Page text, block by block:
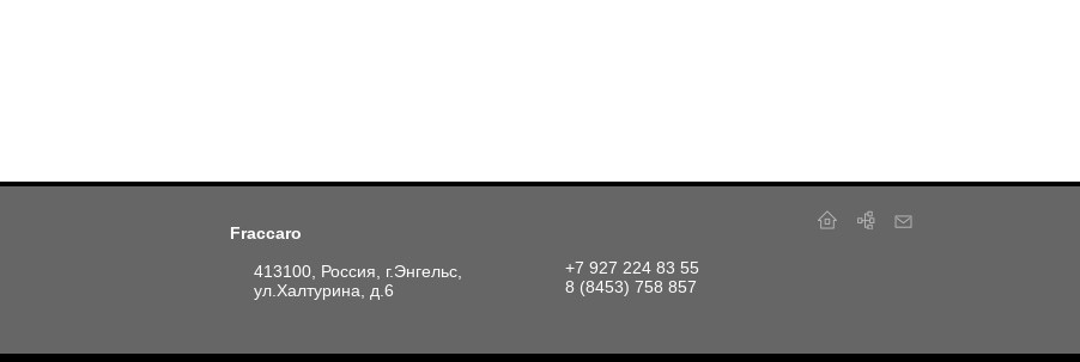
Fraccaro
413100, Россия, г.Энгельс,
ул.Халтурина, д.6
+7 927 224 83 55
8 (8453) 758 857